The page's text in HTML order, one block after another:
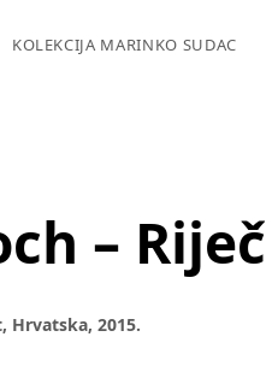
KOLEKCIJA MARINKO SUDAC
–
Hrvatska, 2015.